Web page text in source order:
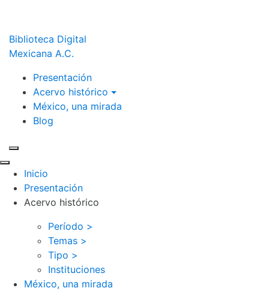
Biblioteca Digital
Mexicana A.C.
Presentación
Acervo histórico
México, una mirada
Blog
Inicio
Presentación
Acervo histórico
Período >
Temas >
Tipo >
Instituciones
México, una mirada